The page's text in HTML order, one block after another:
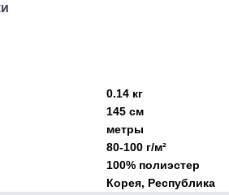
0.14 кг
145 см
метры
80-100 г/м²
100% полиэстер
Корея, Республика